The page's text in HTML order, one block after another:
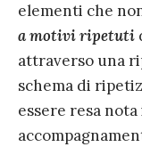
elementi che
a motivi ripetuti
attraverso una
schema di
essere resa